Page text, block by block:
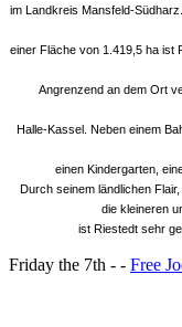
im Landkreis Mansfeld-
einer Fläche von 1.419,5 ha ist
Angrenzend an dem Ort
Halle-Kassel. Neben einem
einen Kindergarten,
Durch seinem ländlichen
die kleineren
ist Riestedt sehr
Friday the 7th - - Free